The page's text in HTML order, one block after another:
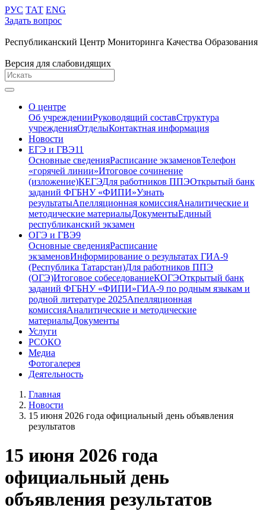
РУС ТАТ ENG
Задать вопрос
Республиканский Центр Мониторинга Качества Образования
Версия для слабовидящих
О центре
Об учрежденииРуководящий составСтруктура
учрежденияОтделыКонтактная информация
Новости
ЕГЭ и ГВЭ11
Основные сведенияРасписание экзаменовТелефон
«горячей линии»Итоговое сочинение
(изложение)КЕГЭДля работников ППЭОткрытый банк
заданий ФГБНУ «ФИПИ»Узнать
результатыАпелляционная комиссияАналитические и
методические материалыДокументыЕдиный
республиканский экзамен
ОГЭ и ГВЭ9
Основные сведенияРасписание
экзаменовИнформирование о результатах ГИА-9
(Республика Татарстан)Для работников ППЭ
(ОГЭ)Итоговое собеседованиеКОГЭОткрытый банк
заданий ФГБНУ «ФИПИ»ГИА-9 по родным языкам и
родной литературе 2025Апелляционная
комиссияАналитические и методические
материалыДокументы
Услуги
РСОКО
Медиа
Фотогалерея
Деятельность
Главная
Новости
15 июня 2026 года официальный день объявления
результатов
15 июня 2026 года
официальный день
объявления результатов